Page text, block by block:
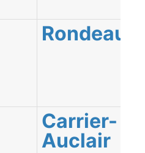
Rondeau
Carrier-
Auclair